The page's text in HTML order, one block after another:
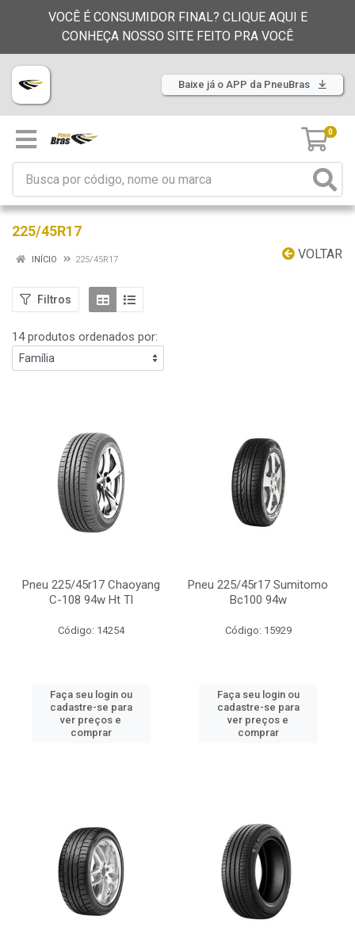
VOCÊ É CONSUMIDOR FINAL? CLIQUE AQUI E
CONHEÇA NOSSO SITE FEITO PRA VOCÊ
Baixe já o APP da PneuBras
0
225/45R17
VOLTAR
INÍCIO 225/45R17
Filtros
14 produtos ordenados por:
Pneu 225/45r17 Chaoyang
C-108 94w Ht Tl
Código: 14254
Faça seu login ou
cadastre-se para
ver preços e
comprar
Pneu 225/45r17 Sumitomo
Bc100 94w
Código: 15929
Faça seu login ou
cadastre-se para
ver preços e
comprar